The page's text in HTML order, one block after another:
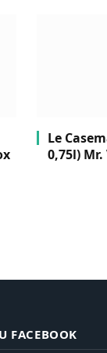
Le
0,75l)
FACEBOOK